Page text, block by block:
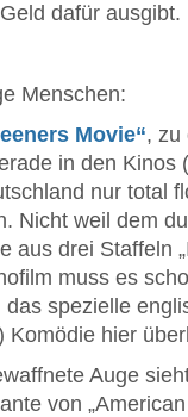
dafür ausgibt.
Menschen:
Movie“, zu
in den
nur total
Nicht weil dem
aus drei Staffeln
muss es
das spezielle
Komödie hier
Auge
von